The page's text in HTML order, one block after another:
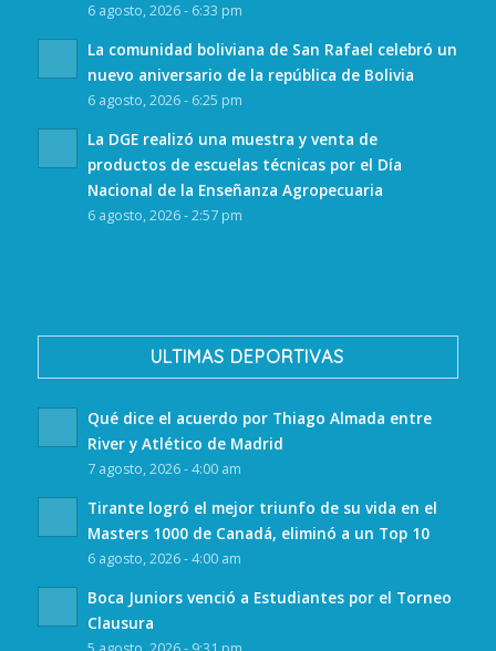
6 agosto, 2026 - 6:33 pm
La comunidad boliviana de San Rafael celebró un
nuevo aniversario de la república de Bolivia
6 agosto, 2026 - 6:25 pm
La DGE realizó una muestra y venta de
productos de escuelas técnicas por el Día
Nacional de la Enseñanza Agropecuaria
6 agosto, 2026 - 2:57 pm
ULTIMAS DEPORTIVAS
Qué dice el acuerdo por Thiago Almada entre
River y Atlético de Madrid
7 agosto, 2026 - 4:00 am
Tirante logró el mejor triunfo de su vida en el
Masters 1000 de Canadá, eliminó a un Top 10
6 agosto, 2026 - 4:00 am
Boca Juniors venció a Estudiantes por el Torneo
Clausura